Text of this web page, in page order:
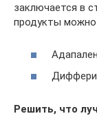
заключается в
продукты
Решить, что